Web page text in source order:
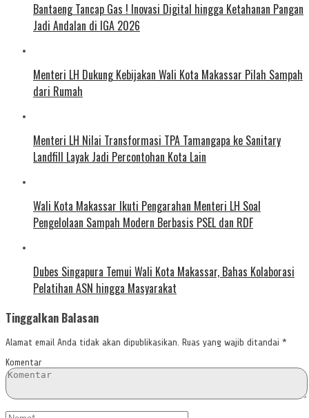
Bantaeng Tancap Gas ! Inovasi Digital hingga Ketahanan Pangan
Jadi Andalan di IGA 2026
Menteri LH Dukung Kebijakan Wali Kota Makassar Pilah Sampah
dari Rumah
Menteri LH Nilai Transformasi TPA Tamangapa ke Sanitary
Landfill Layak Jadi Percontohan Kota Lain
Wali Kota Makassar Ikuti Pengarahan Menteri LH Soal
Pengelolaan Sampah Modern Berbasis PSEL dan RDF
Dubes Singapura Temui Wali Kota Makassar, Bahas Kolaborasi
Pelatihan ASN hingga Masyarakat
Tinggalkan Balasan
Alamat email Anda tidak akan dipublikasikan. Ruas yang wajib ditandai *
Komentar